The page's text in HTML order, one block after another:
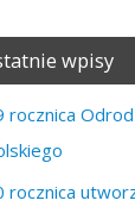
wpisy
rocznica
rocznica